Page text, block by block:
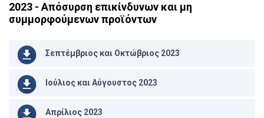
2023 - Απόσυρση επικίνδυνων και μη
συμμορφούμενων προϊόντων
Σεπτέμβριος και Οκτώβριος 2023
Ιούλιος και Αύγουστος 2023
Απρίλιος 2023